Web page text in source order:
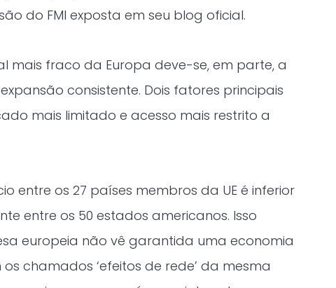
do FMI exposta em seu blog oficial.
mais fraco da Europa deve-se, em parte, a
consistente. Dois fatores principais
mais limitado e acesso mais restrito a
entre os 27 países membros da UE é inferior
entre os 50 estados americanos. Isso
europeia não vê garantida uma economia
chamados ‘efeitos de rede’ da mesma